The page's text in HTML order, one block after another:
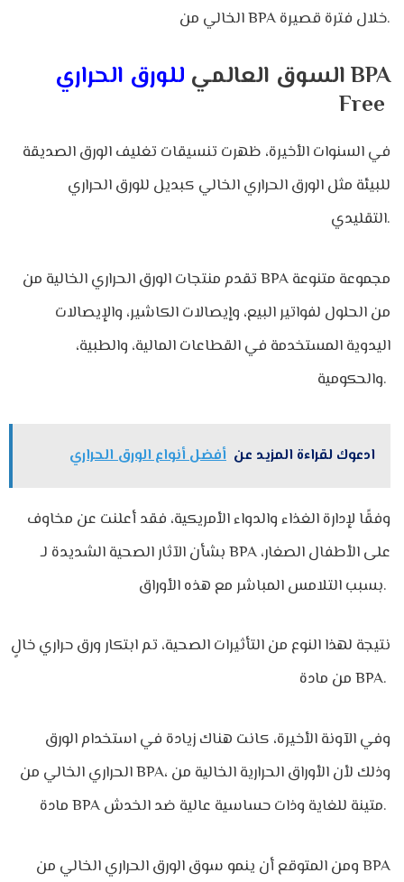
الخالي من BPA خلال فترة قصيرة.
السوق العالمي للورق الحراري
BPA
Free
في السنوات الأخيرة، ظهرت تنسيقات تغليف الورق الصديقة
للبيئة مثل الورق الحراري الخالي كبديل للورق الحراري
التقليدي.
من الحلول لفواتير البيع، وإيصالات الكاشير، والإيصالات
اليدوية المستخدمة في القطاعات المالية، والطبية،
والحكومية.
ادعوك لقراءة المزيد عن أفضل أنواع الورق الحراري
وفقًا لإدارة الغذاء والدواء الأمريكية، فقد أعلنت عن مخاوف
بشأن الآثار الصحية الشديدة لـ BPA على الأطفال الصغار،
بسبب التلامس المباشر مع هذه الأوراق.
نتيجة لهذا النوع من التأثيرات الصحية، تم ابتكار ورق حراري خالٍ
من مادة BPA.
وفي الآونة الأخيرة، كانت هناك زيادة في استخدام الورق
الحراري الخالي من BPA، وذلك لأن الأوراق الحرارية الخالية من
مادة BPA متينة للغاية وذات حساسية عالية ضد الخدش.
ومن المتوقع أن ينمو سوق الورق الحراري الخالي من BPA